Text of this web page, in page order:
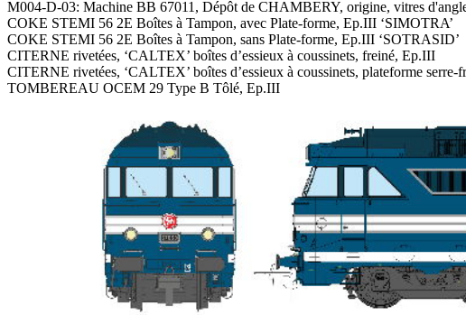
M004-D-03: Machine BB 67011, Dépôt de CHAMBERY, origine, vitres
COKE STEMI 56 2E Boîtes à Tampon, avec Plate-forme, Ep.III ‘SIMOTRA’
COKE STEMI 56 2E Boîtes à Tampon, sans Plate-forme, Ep.III ‘SOTRASID’
CITERNE rivetées, ‘CALTEX’ boîtes d’essieux à coussinets, freiné, Ep.III
CITERNE rivetées, ‘CALTEX’ boîtes d’essieux à coussinets, plateforme
TOMBEREAU OCEM 29 Type B Tôlé, Ep.III